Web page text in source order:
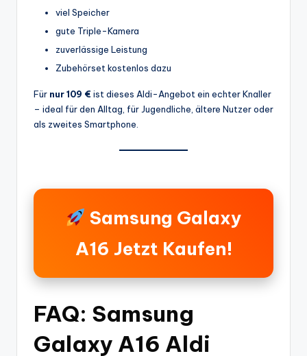
viel Speicher
gute Triple-Kamera
zuverlässige Leistung
Zubehörset kostenlos dazu
Für nur 109 € ist dieses Aldi-Angebot ein echter Knaller
– ideal für den Alltag, für Jugendliche, ältere Nutzer oder
als zweites Smartphone.
Samsung Galaxy
A16 Jetzt Kaufen!
FAQ: Samsung
Galaxy A16 Aldi